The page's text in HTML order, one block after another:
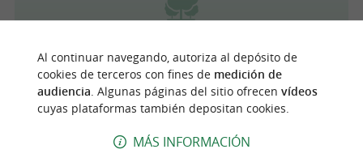
Al continuar navegando, autoriza al depósito de
cookies de terceros con fines de medición de
audiencia . Algunas páginas del sitio ofrecen vídeos
cuyas plataformas también depositan cookies.
MÁS INFORMACIÓN